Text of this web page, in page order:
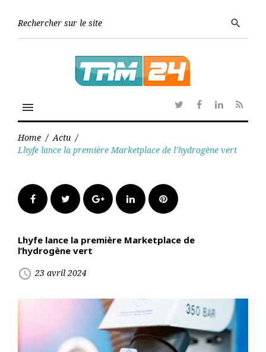
search
menu
TwitterFacebook
Linkedin
RSS
Home / Actu /
Lhyfe lance la première Marketplace de l’hydrogène vert
FacebookTwitter Google+LinkedInPinterest
Lhyfe lance la première Marketplace de
l’hydrogène vert
access_time 23 avril 2024